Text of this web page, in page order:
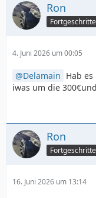
Ron
4. Juni 2026 um 00:05
Delamain Hab es
iwas um die
Ron
16. Juni 2026 um 13:14